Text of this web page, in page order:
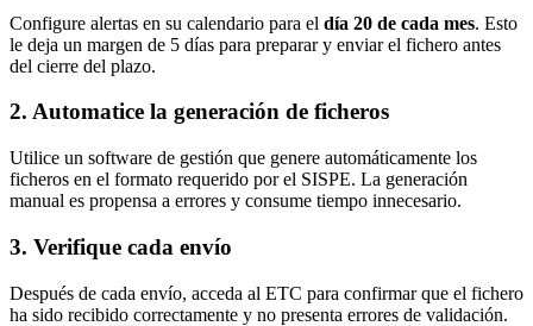
Configure alertas en su calendario para el día 20 de cada mes. Esto
le deja un margen de 5 días para preparar y enviar el fichero antes
del cierre del plazo.
2. Automatice la generación de ficheros
Utilice un software de gestión que genere automáticamente los
ficheros en el formato requerido por el SISPE. La generación
manual es propensa a errores y consume tiempo innecesario.
3. Verifique cada envío
Después de cada envío, acceda al ETC para confirmar que el fichero
ha sido recibido correctamente y no presenta errores de validación.